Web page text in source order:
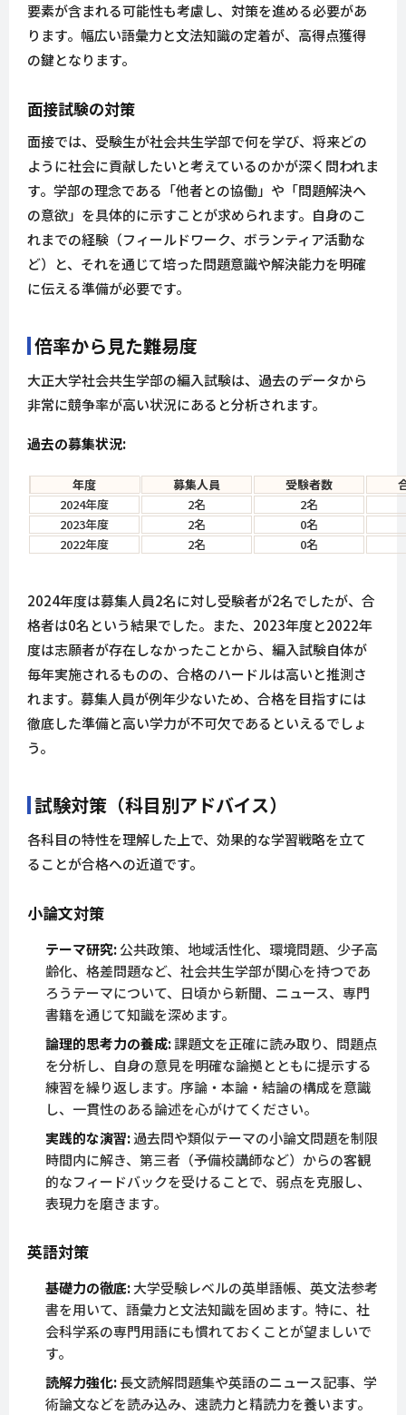
要素が含まれる可能性も考慮し、対策を進める必要があ
ります。幅広い語彙力と文法知識の定着が、高得点獲得
の鍵となります。
面接試験の対策
面接では、受験生が社会共生学部で何を学び、将来どの
ように社会に貢献したいと考えているのかが深く問われま
す。学部の理念である「他者との協働」や「問題解決へ
の意欲」を具体的に示すことが求められます。自身のこ
れまでの経験（フィールドワーク、ボランティア活動な
ど）と、それを通じて培った問題意識や解決能力を明確
に伝える準備が必要です。
倍率から見た難易度
大正大学社会共生学部の編入試験は、過去のデータから
非常に競争率が高い状況にあると分析されます。
過去の募集状況:
年度 募集人員 受験者数
2024年度
2名
2名
2023年度
2名
0名
2022年度
2名 0名
2024年度は募集人員2名に対し受験者が2名でしたが、合
格者は0名という結果でした。また、2023年度と2022年
度は志願者が存在しなかったことから、編入試験自体が
毎年実施されるものの、合格のハードルは高いと推測さ
れます。募集人員が例年少ないため、合格を目指すには
徹底した準備と高い学力が不可欠であるといえるでしょ
う。
試験対策（科目別アドバイス）
各科目の特性を理解した上で、効果的な学習戦略を立て
ることが合格への近道です。
小論文対策
テーマ研究:公共政策、地域活性化、環境問題、少子高
齢化、格差問題など、社会共生学部が関心を持つであ
ろうテーマについて、日頃から新聞、ニュース、専門
書籍を通じて知識を深めます。
論理的思考力の養成:課題文を正確に読み取り、問題点
を分析し、自身の意見を明確な論拠とともに提示する
練習を繰り返します。序論・本論・結論の構成を意識
し、一貫性のある論述を心がけてください。
実践的な演習:過去問や類似テーマの小論文問題を制限
時間内に解き、第三者（予備校講師など）からの客観
的なフィードバックを受けることで、弱点を克服し、
表現力を磨きます。
英語対策
基礎力の徹底:大学受験レベルの英単語帳、英文法参考
書を用いて、語彙力と文法知識を固めます。特に、社
会科学系の専門用語にも慣れておくことが望ましいで
す。
読解力強化:長文読解問題集や英語のニュース記事、学
術論文などを読み込み、速読力と精読力を養います。